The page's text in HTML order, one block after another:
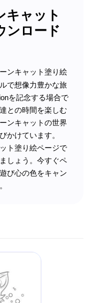
キャット
ンロード
ンキャット塗り絵
で想像力豊かな旅
を記念する場合で
との時間を楽しむ
ンキャットの世界
かけています。
ト塗り絵ページで
しょう。今すぐペ
び心の色をキャン